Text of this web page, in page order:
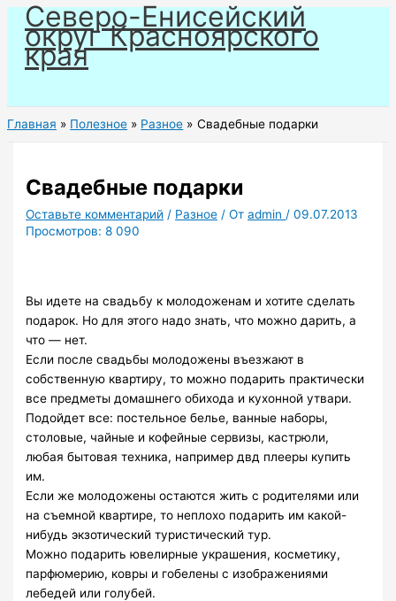
Перейти
содержимому
Северо-Енисейский
округ Красноярского
края
Главная Полезное Разное Свадебные подарки
Свадебные подарки
Оставьте комментарий / Разное / Отadmin /09.07.2013
Просмотров: 8 090
Вы идете на свадьбу к молодоженам и хотите сделать
подарок. Но для этого надо знать, что можно дарить, а
что — нет.
Если после свадьбы молодожены въезжают в
собственную квартиру, то можно подарить практически
все предметы домашнего обихода и кухонной утвари.
Подойдет все: постельное белье, ванные наборы,
столовые, чайные и кофейные сервизы, кастрюли,
любая бытовая техника, например двд плееры купить
им.
Если же молодожены остаются жить с родителями или
на съемной квартире, то неплохо подарить им какой-
нибудь экзотический туристический тур.
Можно подарить ювелирные украшения, косметику,
парфюмерию, ковры и гобелены с изображениями
лебедей или голубей.